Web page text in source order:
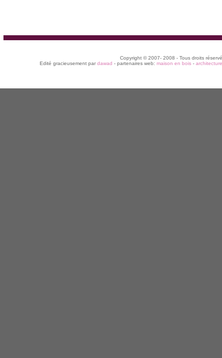
Copyright © 2007- 2008 - Tous droits
Edité gracieusement par dawad - partenaires web: maison en bois -